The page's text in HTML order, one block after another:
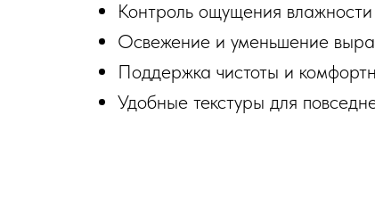
Контроль ощущения
Освежение и уменьшение
Поддержка чистоты и
Удобные текстуры для